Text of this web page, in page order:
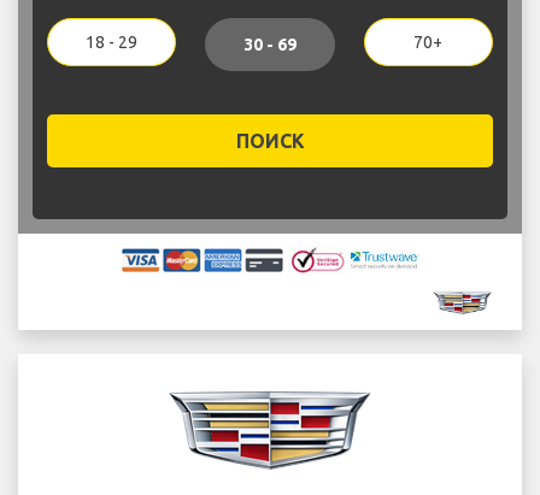
18 - 29 30 - 69 70+
ПОИСК